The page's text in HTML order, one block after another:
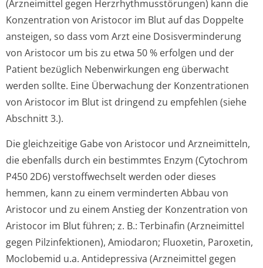
(Arzneimittel gegen Herzrhythmusstörun­gen) kann die
Konzentration von Aristocor im Blut auf das Doppelte
ansteigen, so dass vom Arzt eine Dosisverminderung
von Aristocor um bis zu etwa 50 % erfolgen und der
Patient bezüglich Nebenwirkungen eng überwacht
werden sollte. Eine Überwachung der Konzentrationen
von Aristocor im Blut ist dringend zu empfehlen (siehe
Abschnitt 3.).
Die gleichzeitige Gabe von Aristocor und Arzneimitteln,
die ebenfalls durch ein bestimmtes Enzym (Cytochrom
P450 2D6) verstoffwechselt werden oder dieses
hemmen, kann zu einem verminderten Abbau von
Aristocor und zu einem Anstieg der Konzentration von
Aristocor im Blut führen; z. B.: Terbinafin (Arzneimittel
gegen Pilzinfektionen), Amiodaron; Fluoxetin, Paroxetin,
Moclobemid u.a. Antidepressiva (Arzneimittel gegen